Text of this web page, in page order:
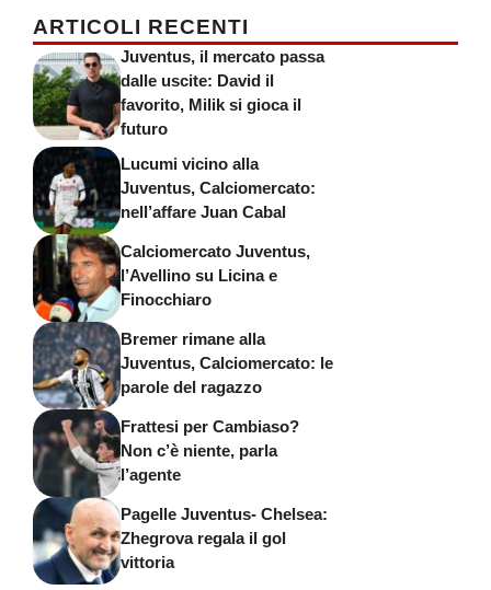
ARTICOLI RECENTI
Juventus, il mercato passa
dalle uscite: David il
favorito, Milik si gioca il
futuro
Lucumi vicino alla
Juventus, Calciomercato:
nell’affare Juan Cabal
Calciomercato Juventus,
l’Avellino su Licina e
Finocchiaro
Bremer rimane alla
Juventus, Calciomercato: le
parole del ragazzo
Frattesi per Cambiaso?
Non c’è niente, parla
l’agente
Pagelle Juventus- Chelsea:
Zhegrova regala il gol
vittoria